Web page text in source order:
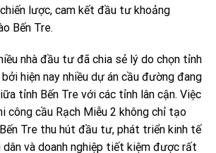
lược, cam kết đầu tư khoảng
Bến Tre.
nhà đầu tư đã chia sẻ lý do chọn tỉnh
hiện nay nhiều dự án cầu đường đang
tỉnh Bến Tre với các tỉnh lân cận. Việc
công cầu Rạch Miễu 2 không chỉ tạo
Tre thu hút đầu tư, phát triển kinh tế
dân và doanh nghiệp tiết kiệm được rất